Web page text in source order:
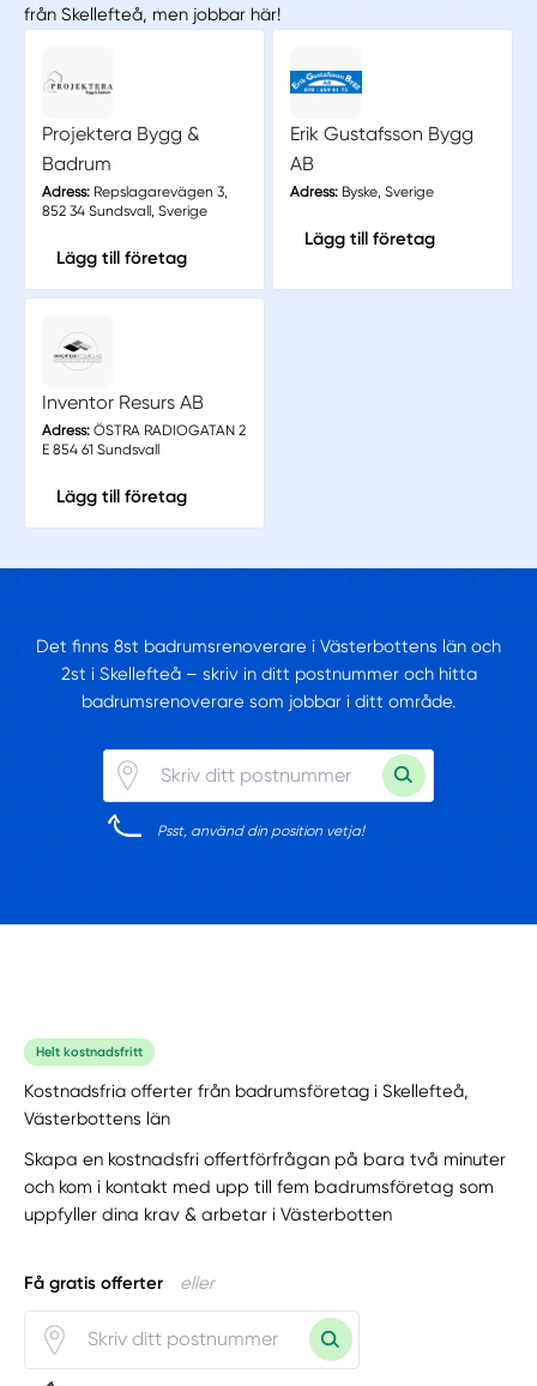
från Skellefteå, men jobbar här!
Projektera Bygg &
Badrum
Adress:Repslagarevägen 3,
852 34 Sundsvall, Sverige
Lägg till företag
Erik Gustafsson Bygg
AB
Adress:Byske, Sverige
Lägg till företag
Inventor Resurs AB
Adress:ÖSTRA RADIOGATAN 2
E 854 61 Sundsvall
Lägg till företag
Det finns 8st badrumsrenoverare i Västerbottens län och
2st i Skellefteå – skriv in ditt postnummer och hitta
badrumsrenoverare som jobbar i ditt område.
Psst, använd din position vetja!
Helt kostnadsfritt
Kostnadsfria offerter från badrumsföretag i Skellefteå,
Västerbottens län
Skapa en kostnadsfri offertförfrågan på bara två minuter
och kom i kontakt med upp till fem badrumsföretag som
uppfyller dina krav & arbetar i Västerbotten
Få gratis offerter eller